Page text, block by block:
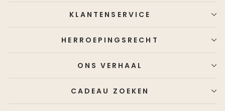
KLANTENSERVICE
HERROEPINGSRECHT
ONS VERHAAL
CADEAU ZOEKEN